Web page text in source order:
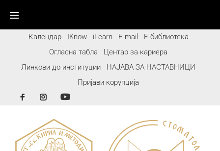
Календар IKnow iLearn E-mail
Е-библиотека
Огласна табла
Центар за кариера
Линкови до институции
НАЈАВА ЗА НАСТАВНИЦИ
Пријави корупција